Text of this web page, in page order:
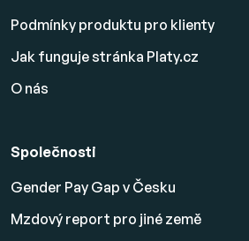
Podmínky produktu pro klienty
Jak funguje stránka Platy.cz
O nás
Společnosti
Gender Pay Gap v Česku
Mzdový report pro jiné země